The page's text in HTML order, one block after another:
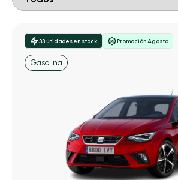
33 unidades en stock Promoción Agosto
Gasolina